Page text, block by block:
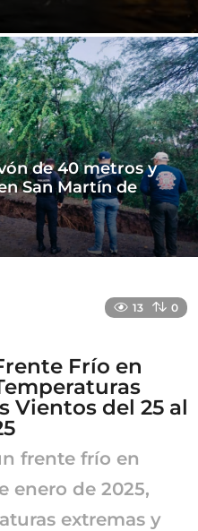
de 40 metros y
San Martín de
13 0
Frío en
Vientos del 25 al
frente frío en
enero de 2025,
extremas y